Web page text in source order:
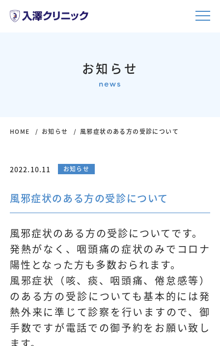
お知らせ
news
HOME お知らせ 風邪症状のある方の受診について
2022.10.11 お知らせ
風邪症状のある方の受診について
風邪症状のある方の受診についてです。
発熱がなく、咽頭痛の症状のみでコロナ
陽性となった方も多数おられます。
風邪症状（咳、痰、咽頭痛、倦怠感等）
のある方の受診についても基本的には発
熱外来に準じて診察を行いますので、御
手数ですが電話での御予約をお願い致し